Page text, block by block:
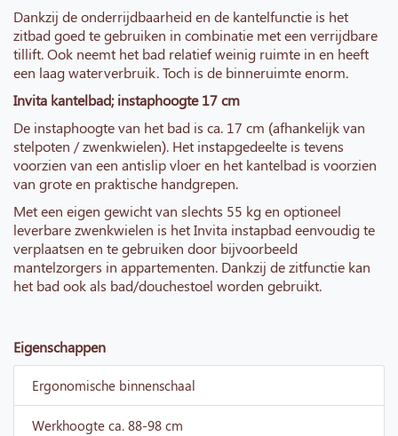
Dankzij de onderrijdbaarheid en de kantelfunctie is het
zitbad goed te gebruiken in combinatie met een verrijdbare
tillift. Ook neemt het bad relatief weinig ruimte in en heeft
een laag waterverbruik. Toch is de binneruimte enorm.
Invita kantelbad; instaphoogte 17 cm
De instaphoogte van het bad is ca. 17 cm (afhankelijk van
stelpoten / zwenkwielen). Het instapgedeelte is tevens
voorzien van een antislip vloer en het kantelbad is voorzien
van grote en praktische handgrepen.
Met een eigen gewicht van slechts 55 kg en optioneel
leverbare zwenkwielen is het Invita instapbad eenvoudig te
verplaatsen en te gebruiken door bijvoorbeeld
mantelzorgers in appartementen. Dankzij de zitfunctie kan
het bad ook als bad/douchestoel worden gebruikt.
Eigenschappen
Ergonomische binnenschaal
Werkhoogte ca. 88-98 cm